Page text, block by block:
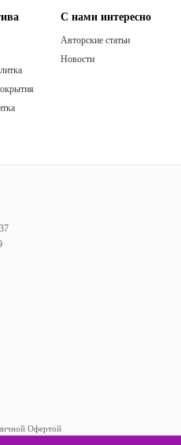
С нами интересно
Авторские статьи
Новости
Офертой